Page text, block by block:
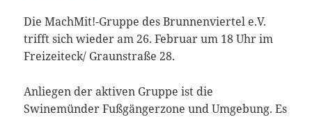
Die MachMit!-Gruppe des Brunnenviertel e.V.
trifft sich wieder am 26. Februar um 18 Uhr im
Freizeiteck/ Graunstraße 28.
Anliegen der aktiven Gruppe ist die
Swinemünder Fußgängerzone und Umgebung. Es